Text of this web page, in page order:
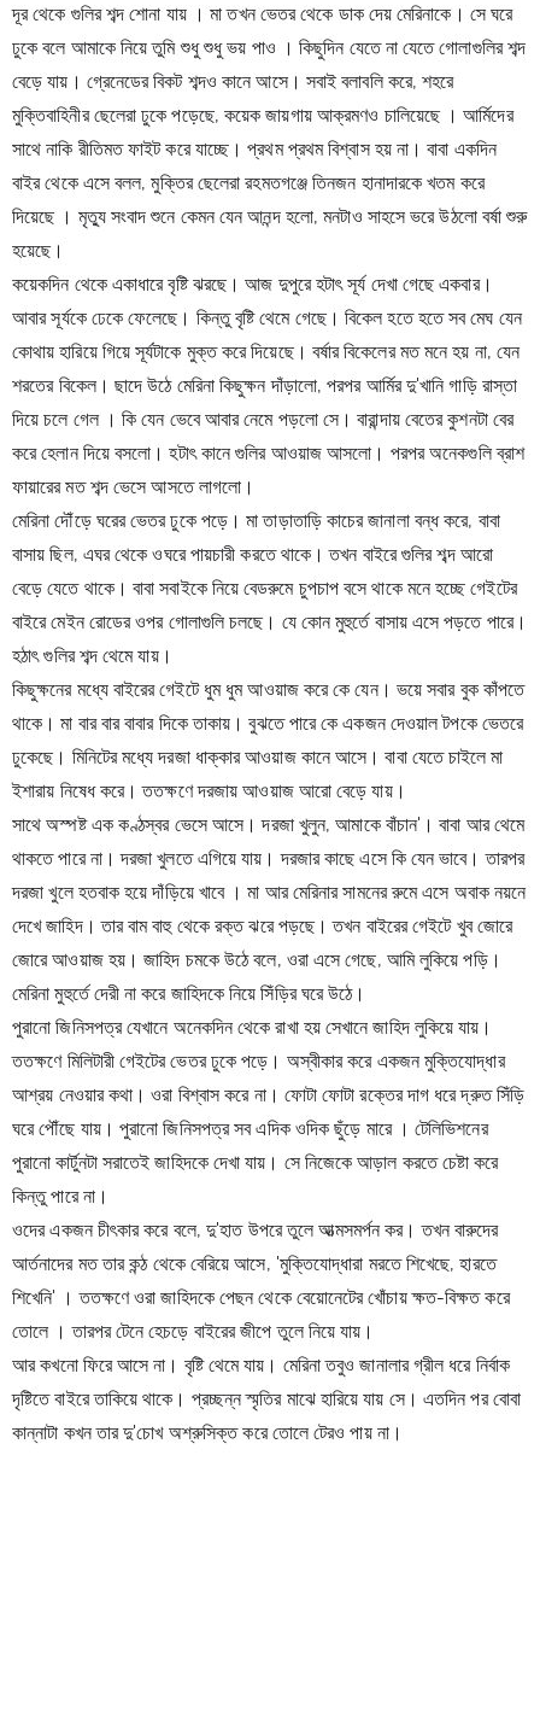
দূর থেকে গুলির শব্দ শোনা যায় । মা তখন ভেতর থেকে ডাক দেয় মেরিনাকে। সে ঘরে
ঢুকে বলে আমাকে নিয়ে তুমি শুধু শুধু ভয় পাও । কিছুদিন যেতে না যেতে গোলাগুলির শব্দ
বেড়ে যায়। গ্রেনেডের বিকট শব্দও কানে আসে। সবাই বলাবলি করে, শহরে
মুক্তিবাহিনীর ছেলেরা ঢুকে পড়েছে, কয়েক জায়গায় আক্রমণও চালিয়েছে । আর্মিদের
সাথে নাকি রীতিমত ফাইট করে যাচ্ছে। প্রথম প্রথম বিশ্বাস হয় না। বাবা একদিন
বাইর থেকে এসে বলল, মুক্তির ছেলেরা রহমতগঞ্জে তিনজন হানাদারকে খতম করে
দিয়েছে । মৃত্যু সংবাদ শুনে কেমন যেন আনন্দ হলো, মনটাও সাহসে ভরে উঠলো বর্ষা শুরু
হয়েছে।
কয়েকদিন থেকে একাধারে বৃষ্টি ঝরছে। আজ দুপুরে হটাৎ সূর্য দেখা গেছে একবার।
আবার সূর্যকে ঢেকে ফেলেছে। কিন্তু বৃষ্টি থেমে গেছে। বিকেল হতে হতে সব মেঘ যেন
কোথায় হারিয়ে গিয়ে সূর্যটাকে মুক্ত করে দিয়েছে। বর্ষার বিকেলের মত মনে হয় না, যেন
শরতের বিকেল। ছাদে উঠে মেরিনা কিছুক্ষন দাঁড়ালো, পরপর আর্মির দু'খানি গাড়ি রাস্তা
দিয়ে চলে গেল । কি যেন ভেবে আবার নেমে পড়লো সে। বারান্দায় বেতের কুশনটা বের
করে হেলান দিয়ে বসলো। হটাৎ কানে গুলির আওয়াজ আসলো। পরপর অনেকগুলি ব্রাশ
ফায়ারের মত শব্দ ভেসে আসতে লাগলো।
মেরিনা দৌঁড়ে ঘরের ভেতর ঢুকে পড়ে। মা তাড়াতাড়ি কাচের জানালা বন্ধ করে, বাবা
বাসায় ছিল, এঘর থেকে ওঘরে পায়চারী করতে থাকে। তখন বাইরে গুলির শব্দ আরো
বেড়ে যেতে থাকে। বাবা সবাইকে নিয়ে বেডরুমে চুপচাপ বসে থাকে মনে হচ্ছে গেইটের
বাইরে মেইন রোডের ওপর গোলাগুলি চলছে। যে কোন মুহুর্তে বাসায় এসে পড়তে পারে।
হঠাৎ গুলির শব্দ থেমে যায়।
কিছুক্ষনের মধ্যে বাইরের গেইটে ধুম ধুম আওয়াজ করে কে যেন। ভয়ে সবার বুক কাঁপতে
থাকে। মা বার বার বাবার দিকে তাকায়। বুঝতে পারে কে একজন দেওয়াল টপকে ভেতরে
ঢুকেছে। মিনিটের মধ্যে দরজা ধাক্কার আওয়াজ কানে আসে। বাবা যেতে চাইলে মা
ইশারায় নিষেধ করে। ততক্ষণে দরজায় আওয়াজ আরো বেড়ে যায়।
সাথে অস্পষ্ট এক কণ্ঠস্বর ভেসে আসে। দরজা খুলুন, আমাকে বাঁচান'। বাবা আর থেমে
থাকতে পারে না। দরজা খুলতে এগিয়ে যায়। দরজার কাছে এসে কি যেন ভাবে। তারপর
দরজা খুলে হতবাক হয়ে দাঁড়িয়ে খাবে । মা আর মেরিনার সামনের রুমে এসে অবাক নয়নে
দেখে জাহিদ। তার বাম বাহু থেকে রক্ত ঝরে পড়ছে। তখন বাইরের গেইটে খুব জোরে
জোরে আওয়াজ হয়। জাহিদ চমকে উঠে বলে, ওরা এসে গেছে, আমি লুকিয়ে পড়ি।
মেরিনা মুহুর্তে দেরী না করে জাহিদকে নিয়ে সিঁড়ির ঘরে উঠে।
পুরানো জিনিসপত্র যেখানে অনেকদিন থেকে রাখা হয় সেখানে জাহিদ লুকিয়ে যায়।
ততক্ষণে মিলিটারী গেইটের ভেতর ঢুকে পড়ে। অস্বীকার করে একজন মুক্তিযোদ্ধার
আশ্রয় নেওয়ার কথা। ওরা বিশ্বাস করে না। ফোটা ফোটা রক্তের দাগ ধরে দ্রুত সিঁড়ি
ঘরে পৌঁছে যায়। পুরানো জিনিসপত্র সব এদিক ওদিক ছুঁড়ে মারে । টেলিভিশনের
পুরানো কার্টুনটা সরাতেই জাহিদকে দেখা যায়। সে নিজেকে আড়াল করতে চেষ্টা করে
কিন্তু পারে না।
ওদের একজন চীৎকার করে বলে, দু'হাত উপরে তুলে আত্মসমর্পন কর। তখন বারুদের
আর্তনাদের মত তার কন্ঠ থেকে বেরিয়ে আসে, 'মুক্তিযোদ্ধারা মরতে শিখেছে, হারতে
শিখেনি' । ততক্ষণে ওরা জাহিদকে পেছন থেকে বেয়োনেটের খোঁচায় ক্ষত-বিক্ষত করে
তোলে । তারপর টেনে হেচড়ে বাইরের জীপে তুলে নিয়ে যায়।
আর কখনো ফিরে আসে না। বৃষ্টি থেমে যায়। মেরিনা তবুও জানালার গ্রীল ধরে নির্বাক
দৃষ্টিতে বাইরে তাকিয়ে থাকে। প্রচ্ছন্ন স্মৃতির মাঝে হারিয়ে যায় সে। এতদিন পর বোবা
কান্নাটা কখন তার দু'চোখ অশ্রুসিক্ত করে তোলে টেরও পায় না।